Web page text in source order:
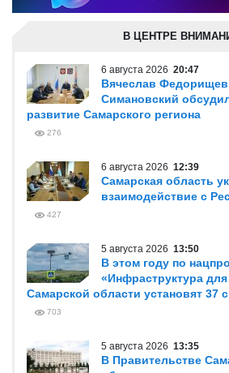
В ЦЕНТРЕ
6 августа 2026 20:47
Вячеслав
Симановский
развитие Самарского региона
276
6 августа 2026 12:39
Самарская область
взаимодействие с
427
5 августа 2026 13:50
В этом году по
«Инфраструктура
Самарской области установят 37
703
5 августа 2026 13:35
В Правительстве